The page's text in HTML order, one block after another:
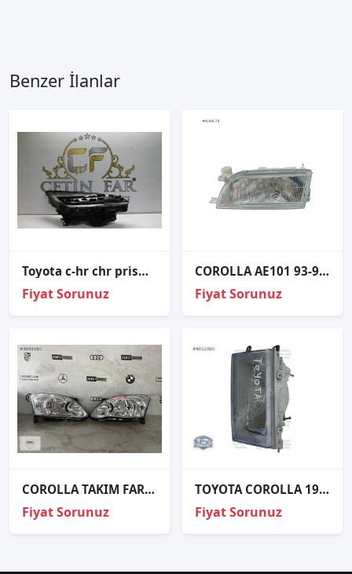
Benzer İlanlar
Toyota c-hr chr pri̇sma led sağ far çıkma orj 81110-f4510-00
Fiyat Sorunuz
COROLLA AE101 93-98 SOL FAR
Fiyat Sorunuz
COROLLA TAKIM FAR SIFIR
Fiyat Sorunuz
TOYOTA COROLLA 1986 FAR ORJİNAL ÇIKMA 11074185
Fiyat Sorunuz